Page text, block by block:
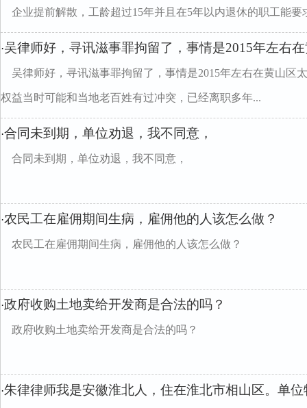
企业提前解散，工龄超过15年并且在5年以内退休的职工能
·吴律师好，寻讯滋事罪拘留了，事情是2015年左右
吴律师好，寻讯滋事罪拘留了，事情是2015年左右在黄山区
权益当时可能和当地老百姓有过冲突，已经离职多年...
·合同未到期，单位劝退，我不同意，
合同未到期，单位劝退，我不同意，
·农民工在雇佣期间生病，雇佣他的人该怎么做？
农民工在雇佣期间生病，雇佣他的人该怎么做？
·政府收购土地卖给开发商是合法的吗？
政府收购土地卖给开发商是合法的吗？
·朱律律师我是安徽淮北人，住在淮北市相山区。单